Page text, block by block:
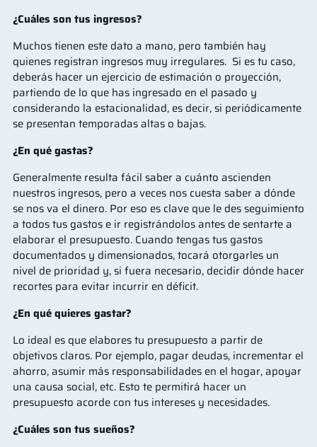
¿Cuáles son tus ingresos?
Muchos tienen este dato a mano, pero también hay
quienes registran ingresos muy irregulares. Si es tu caso,
deberás hacer un ejercicio de estimación o proyección,
partiendo de lo que has ingresado en el pasado y
considerando la estacionalidad, es decir, si periódicamente
se presentan temporadas altas o bajas.
¿En qué gastas?
Generalmente resulta fácil saber a cuánto ascienden
nuestros ingresos, pero a veces nos cuesta saber a dónde
se nos va el dinero. Por eso es clave que le des seguimiento
a todos tus gastos e ir registrándolos antes de sentarte a
elaborar el presupuesto. Cuando tengas tus gastos
documentados y dimensionados, tocará otorgarles un
nivel de prioridad y, si fuera necesario, decidir dónde hacer
recortes para evitar incurrir en déficit.
¿En qué quieres gastar?
Lo ideal es que elabores tu presupuesto a partir de
objetivos claros. Por ejemplo, pagar deudas, incrementar el
ahorro, asumir más responsabilidades en el hogar, apoyar
una causa social, etc. Esto te permitirá hacer un
presupuesto acorde con tus intereses y necesidades.
¿Cuáles son tus sueños?